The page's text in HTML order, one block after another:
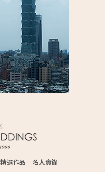
精選作品
名人實錄